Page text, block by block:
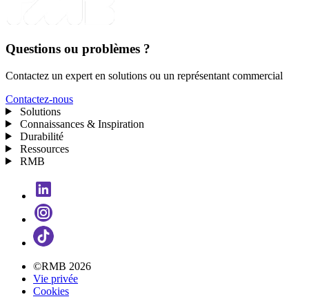
Questions ou problèmes ?
Contactez un expert en solutions ou un représentant commercial
Contactez-nous
Solutions
Connaissances & Inspiration
Durabilité
Ressources
RMB
©RMB 2026
Vie privée
Cookies